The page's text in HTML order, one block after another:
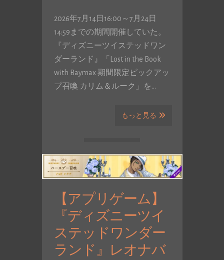
2026年7月14日16:00～7月24日
14:59までの期間開催していた。
『ディズニーツイステッドワン
ダーランド』「Lost in the Book
with Baymax 期間限定ピックアッ
プ召喚 カリム＆ルーク」を…
もっと見る
【アプリゲーム】
『ディズニーツイ
ステッドワンダー
ランド』レオナバ